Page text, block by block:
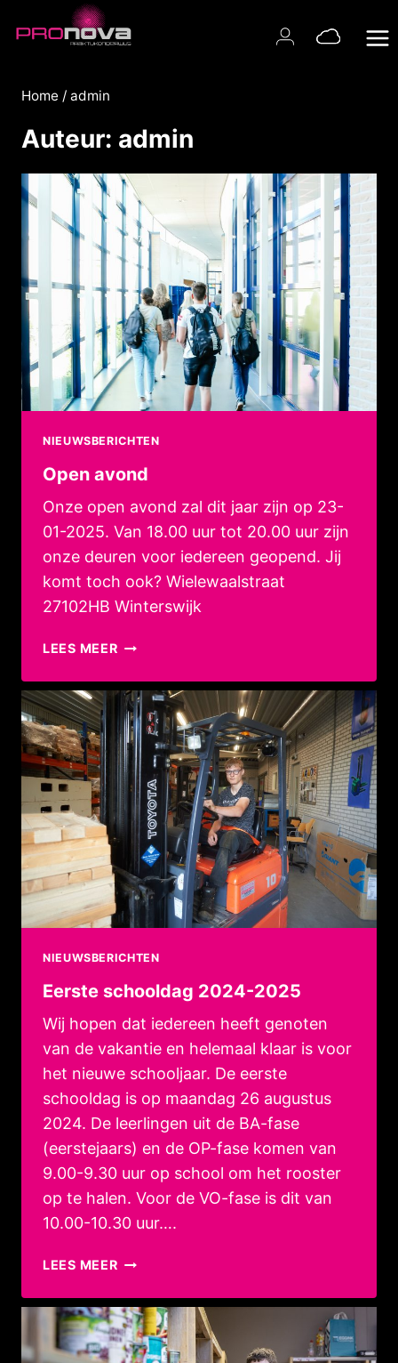
Doorgaan
naar
Home / admin
Auteur: admin
NIEUWSBERICHTEN
Open avond
Onze open avond zal dit jaar zijn op 23-
01-2025. Van 18.00 uur tot 20.00 uur zijn
onze deuren voor iedereen geopend. Jij
komt toch ook? Wielewaalstraat
27102HB Winterswijk
LEES MEEROPEN
NIEUWSBERICHTEN
Eerste schooldag 2024-2025
Wij hopen dat iedereen heeft genoten
van de vakantie en helemaal klaar is voor
het nieuwe schooljaar. De eerste
schooldag is op maandag 26 augustus
2024. De leerlingen uit de BA-fase
(eerstejaars) en de OP-fase komen van
9.00-9.30 uur op school om het rooster
op te halen. Voor de VO-fase is dit van
10.00-10.30 uur….
LEES MEEREERSTE
2024-
2025